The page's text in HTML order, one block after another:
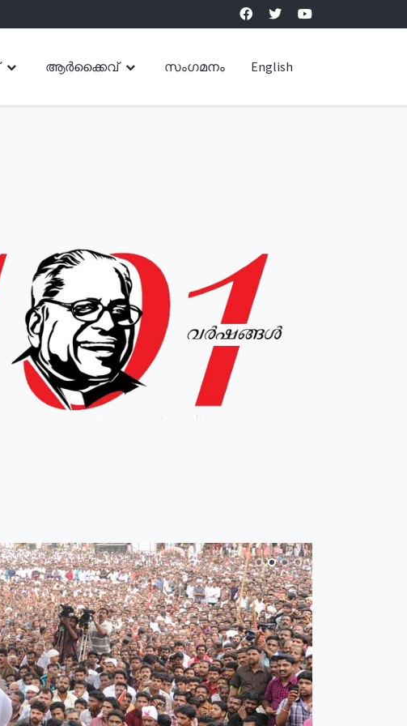
ആർക്കൈവ് സംഗമനം English